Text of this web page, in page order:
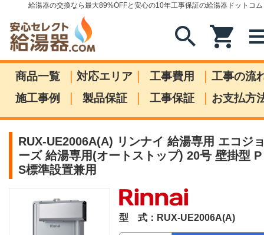
給湯器の交換なら最大89%OFFと安心の10年工事保証の給湯器ドットコム
search shopping_cart
商品一覧 | 対応エリア | 工事費用 | 工事の流
施工事例
| 製品保証 | 工事保証 | お支払方
RUX-UE2006A(A) リンナイ 給湯専用 エコジ
ーズ 給湯専用(オートストップ) 20号 壁掛型 P
S標準設置兼用
型 式：RUX-UE2006A(A)